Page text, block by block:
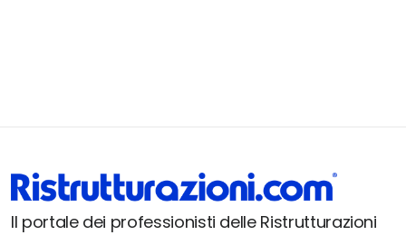
Il portale dei professionisti delle Ristrutturazioni